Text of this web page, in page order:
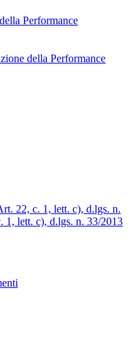
Performance
della Performance
22, c. 1, lett. c), d.lgs. n.
1, lett. c), d.lgs. n. 33/2013